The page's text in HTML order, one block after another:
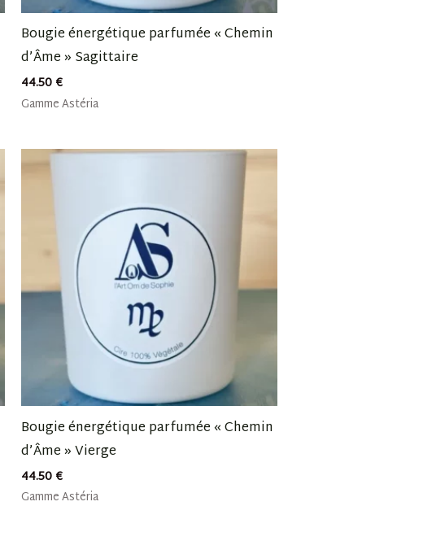
Bougie énergétique parfumée « Chemin
d’Âme » Sagittaire
44.50€
Gamme Astéria
Bougie énergétique parfumée « Chemin
d’Âme » Vierge
44.50€
Gamme Astéria